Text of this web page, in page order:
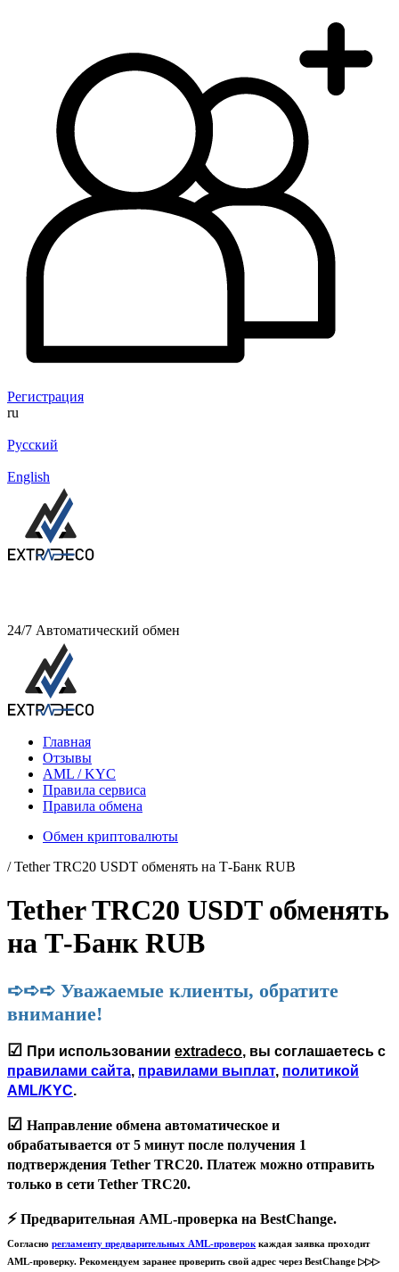
Регистрация
ru
Русский
English
24/7 Автоматический обмен
Главная
Отзывы
AML / KYC
Правила сервиса
Правила обмена
Обмен криптовалюты
/ Tether TRC20 USDT обменять на Т-Банк RUB
Tether TRC20 USDT обменять
на Т-Банк RUB
➪➪➪ Уважаемые клиенты, обратите
внимание!
☑ При использовании extradeco, вы соглашаетесь с
правилами сайта, правилами выплат, политикой
AML/KYC.
☑ Направление обмена автоматическое и
обрабатывается от 5 минут после получения 1
подтверждения Tether TRC20. Платеж можно отправить
только в сети Tether TRC20.
⚡️ Предварительная AML-проверка на BestChange.
Согласно регламенту предварительных AML-проверок каждая заявка проходит
AML-проверку. Рекомендуем заранее проверить свой адрес через BestChange ▷▷▷